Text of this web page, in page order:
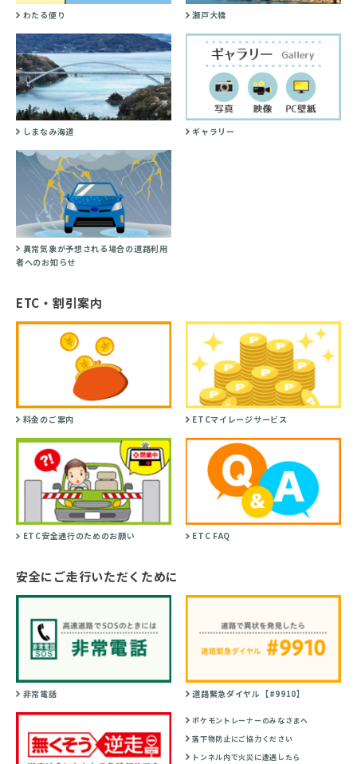
わたる便り 瀬戸大橋
しまなみ海道 ギャラリー
異常気象が予想される場合の道路利用
者へのお知らせ
ETC・割引案内
料金のご案内 ETCマイレージサービス
ETC安全通行のためのお願い ETC FAQ
安全にご走行いただくために
非常電話 道路緊急ダイヤル【#9910】
ポケモントレーナーのみなさまへ
落下物防止にご協力ください
トンネル内で火災に遭遇したら